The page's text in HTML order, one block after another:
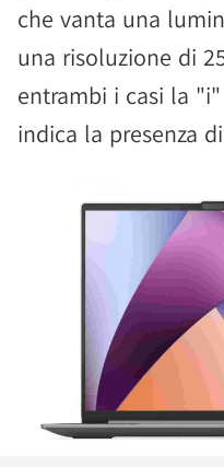
che vanta una
una risoluzione di
entrambi i casi la
indica la presenza